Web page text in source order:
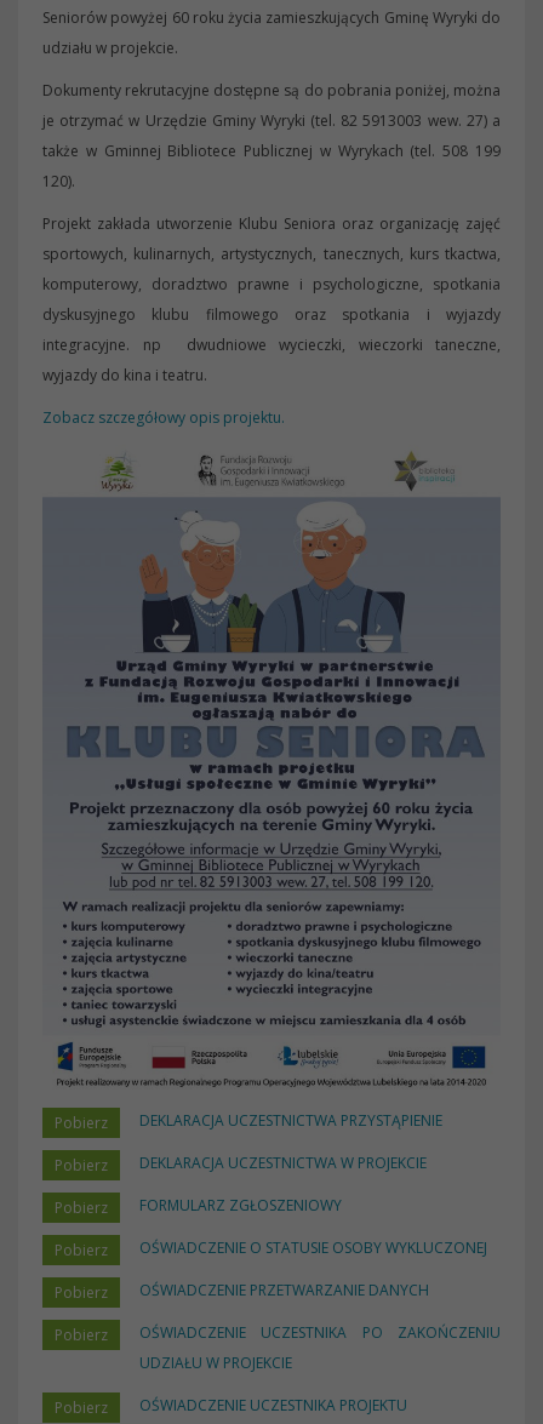
Seniorów powyżej 60 roku życia zamieszkujących Gminę Wyryki do
udziału w projekcie.
Dokumenty rekrutacyjne dostępne są do pobrania poniżej, można
je otrzymać w Urzędzie Gminy Wyryki (tel. 82 5913003 wew. 27) a
także w Gminnej Bibliotece Publicznej w Wyrykach (tel. 508 199
120).
Projekt zakłada utworzenie Klubu Seniora oraz organizację zajęć
sportowych, kulinarnych, artystycznych, tanecznych, kurs tkactwa,
komputerowy, doradztwo prawne i psychologiczne, spotkania
dyskusyjnego klubu filmowego oraz spotkania i wyjazdy
integracyjne. np dwudniowe wycieczki, wieczorki taneczne,
wyjazdy do kina i teatru.
Zobacz szczegółowy opis projektu.
DEKLARACJA UCZESTNICTWA PRZYSTĄPIENIE
DEKLARACJA UCZESTNICTWA W PROJEKCIE
FORMULARZ ZGŁOSZENIOWY
OŚWIADCZENIE O STATUSIE OSOBY WYKLUCZONEJ
OŚWIADCZENIE PRZETWARZANIE DANYCH
OŚWIADCZENIE UCZESTNIKA PO ZAKOŃCZENIU
UDZIAŁU W PROJEKCIE
OŚWIADCZENIE UCZESTNIKA PROJEKTU